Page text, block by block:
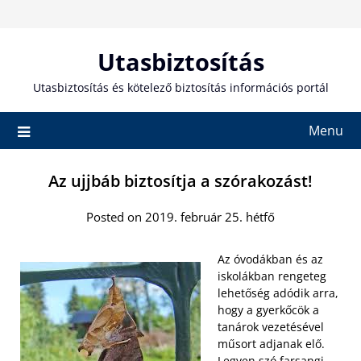
Utasbiztosítás
Utasbiztosítás és kötelező biztosítás információs portál
Menu
Az ujjbáb biztosítja a szórakozást!
Posted on 2019. február 25. hétfő
Az óvodákban és az
iskolákban rengeteg
lehetőség adódik arra,
hogy a gyerkőcök a
tanárok vezetésével
műsort adjanak elő.